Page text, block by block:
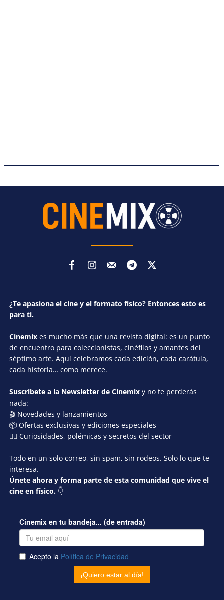
¿Te apasiona el cine y el formato físico? Entonces esto es
para ti.
Cinemix es mucho más que una revista digital: es un punto
de encuentro para coleccionistas, cinéfilos y amantes del
séptimo arte. Aquí celebramos cada edición, cada carátula,
cada historia… como merece.
Suscríbete a la Newsletter de Cinemix y no te perderás
nada:
🎬 Novedades y lanzamientos
📦 Ofertas exclusivas y ediciones especiales
🕵️‍♂️ Curiosidades, polémicas y secretos del sector
Todo en un solo correo, sin spam, sin rodeos. Solo lo que te
interesa.
Únete ahora y forma parte de esta comunidad que vive el
cine en físico. 👇